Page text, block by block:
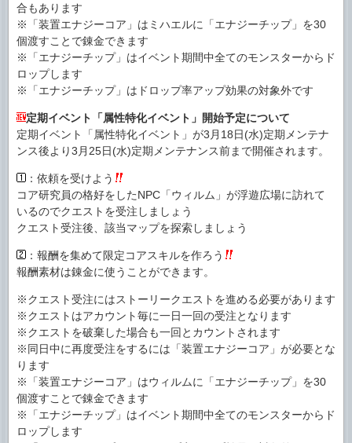
合もあります
※「装置エナジーコア」はミハエルに「エナジーチップ」を30
個渡すことで錬金できます
※「エナジーチップ」はイベント期間中全てのモンスターからド
ロップします
※「エナジーチップ」はドロップ率アップ効果の対象外です
定期イベント「属性特化イベント」開始予定について
定期イベント「属性特化イベント」が3月18日(水)定期メンテナ
ンス後より3月25日(水)定期メンテナンス前まで開催されます。
：依頼を受けよう
コア研究員の格好をしたNPC「ウィルム」が浮遊広場に訪れて
いるのでクエストを受注しましょう
クエスト受注後、該当マップを探索しましょう
：報酬を集めて限定コアスキルを作ろう
報酬素材は錬金に使うことができます。
※クエスト受注にはストーリークエストを進める必要があります
※クエストはアカウント毎に一日一回の受注となります
※クエストを破棄した場合も一回とカウントされます
※同日中に再度受注をするには「装置エナジーコア」が必要とな
ります
※「装置エナジーコア」はウィルムに「エナジーチップ」を30
個渡すことで錬金できます
※「エナジーチップ」はイベント期間中全てのモンスターからド
ロップします